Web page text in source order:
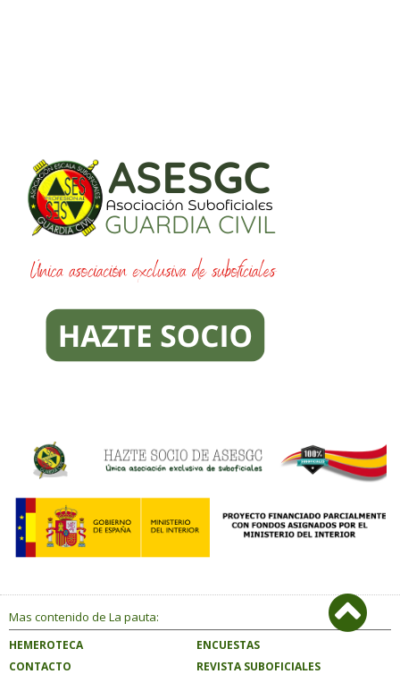
Mas contenido de La pauta:
HEMEROTECA
ENCUESTAS
CONTACTO
REVISTA SUBOFICIALES